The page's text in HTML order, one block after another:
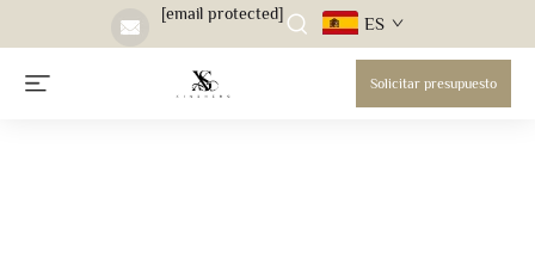
[email protected] ES
Solicitar presupuesto